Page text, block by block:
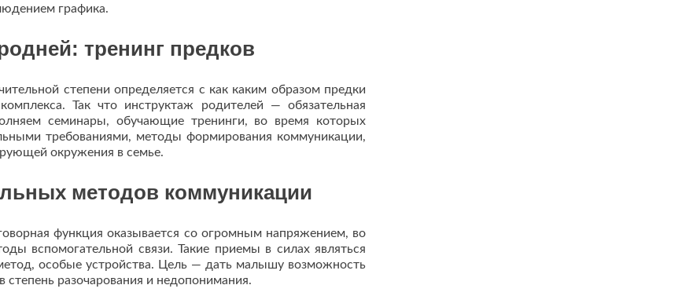
графика.
тренинг предков
степени определяется с как каким образом предки
Так что инструктаж родителей — обязательная
семинары, обучающие тренинги, во время которых
требованиями, методы формирования коммуникации,
окружения в семье.
методов коммуникации
функция оказывается со огромным напряжением, во
вспомогательной связи. Такие приемы в силах являться
особые устройства. Цель — дать малышу возможность
степень разочарования и недопонимания.